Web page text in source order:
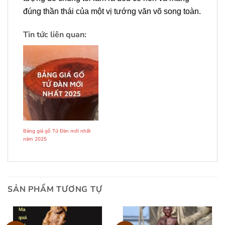
đúng thần thái của một vị tướng văn võ song toàn.
Tin tức liên quan:
Bảng giá gỗ Tử Đàn mới nhất
năm 2025
SẢN PHẨM TƯƠNG TỰ